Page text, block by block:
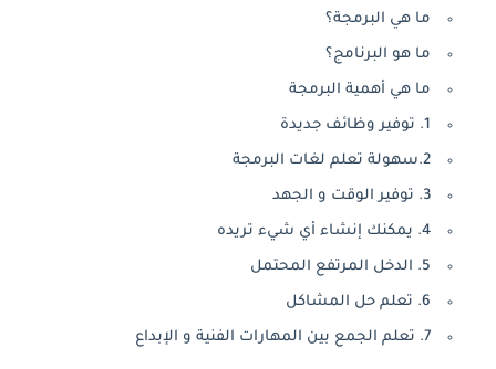
ما هي البرمجة؟
ما هو البرنامج؟
ما هي أهمية البرمجة
1. توفير وظائف جديدة
2.سهولة تعلم لغات البرمجة
3. توفير الوقت و الجهد
4. يمكنك إنشاء أي شيء تريده
5. الدخل المرتفع المحتمل
6. تعلم حل المشاكل
7. تعلم الجمع بين المهارات الفنية و الإبداع